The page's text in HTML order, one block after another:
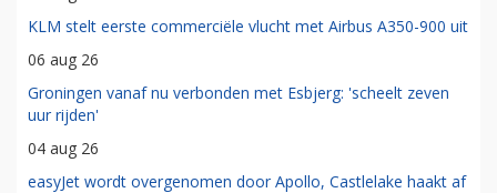
KLM stelt eerste commerciële vlucht met Airbus A350-900 uit
06 aug 26
Groningen vanaf nu verbonden met Esbjerg: 'scheelt zeven
uur rijden'
04 aug 26
easyJet wordt overgenomen door Apollo, Castlelake haakt af